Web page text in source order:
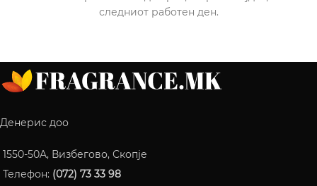
следниот работен ден.
Денерис доо
1550-50A, Визбегово, Скопје
Телефон: (072) 73 33 98